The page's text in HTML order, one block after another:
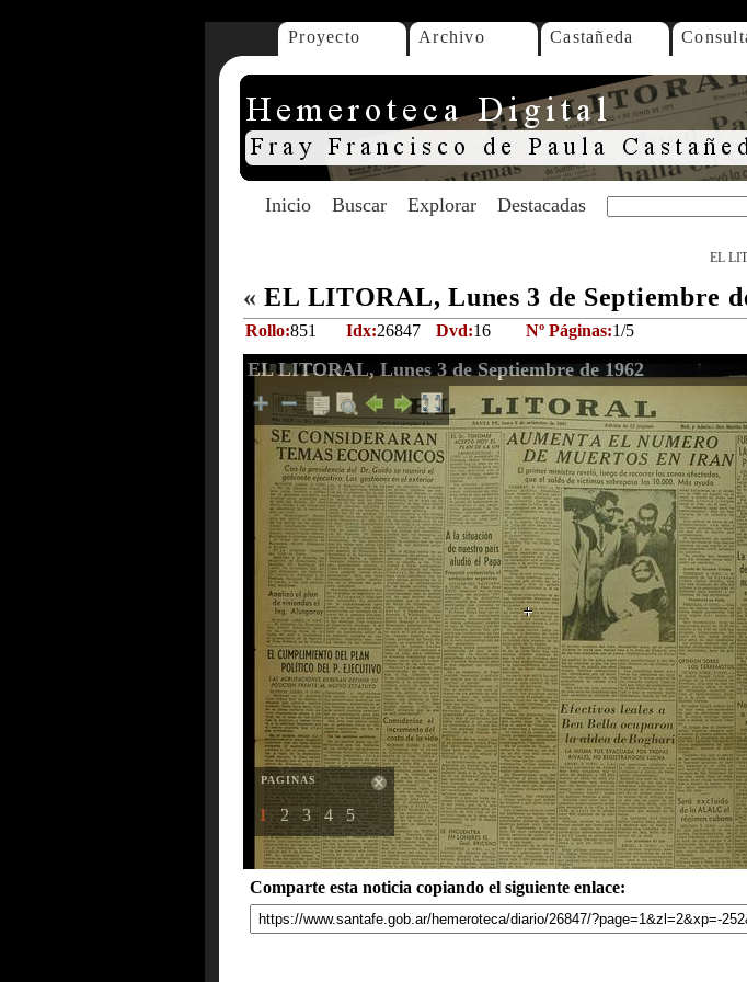
Proyecto Archivo Castañeda
Inicio Buscar Explorar Destacadas
EL
« EL LITORAL, Lunes 3 de Septiembre
Rollo:851 Idx:26847 Dvd:16 Nº Páginas:1/5
EL LITORAL, Lunes 3 de Septiembre de 1962
PAGINAS
1 2 3 4 5
Comparte esta noticia copiando el siguiente enlace: